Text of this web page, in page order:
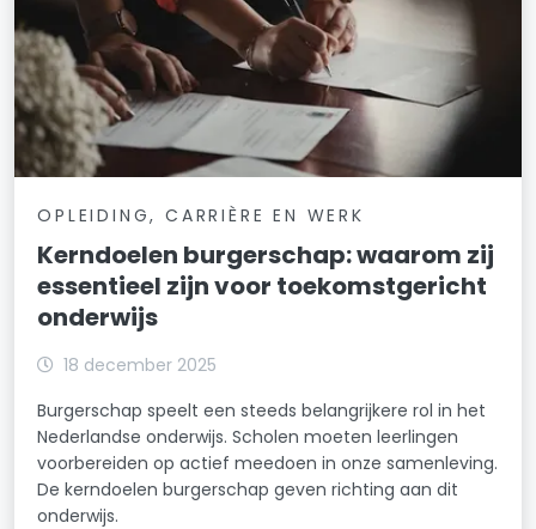
OPLEIDING, CARRIÈRE EN WERK
Kerndoelen burgerschap: waarom zij
essentieel zijn voor toekomstgericht
onderwijs
18 december 2025
Burgerschap speelt een steeds belangrijkere rol in het
Nederlandse onderwijs. Scholen moeten leerlingen
voorbereiden op actief meedoen in onze samenleving.
De kerndoelen burgerschap geven richting aan dit
onderwijs.